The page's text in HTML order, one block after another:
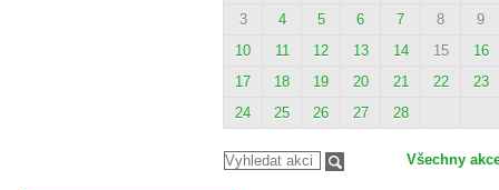
3
4 5 6 7 8
9
10
11 12 13 14 15
16
17
18 19 20 21 22
23
24
25 26 27 28
Všechny